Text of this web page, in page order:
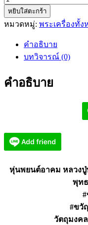
หุ่น
พยนต์
วัน
โดม
ปี2566
ชิ้น
หยิบใส่ตะกร้า
หมวดหมู่: พระเครื่องทั้ง
คำอธิบาย
บทวิจารณ์ (0)
คำอธิบาย
หุ่นพยนต์อาคม หลวงปู่
พุท
#ขวั
วัตถุมงค